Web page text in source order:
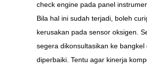
check engine pada panel
Bila hal ini sudah terjadi, boleh
kerusakan pada sensor oksigen.
segera dikonsultasikan ke bangkel
diperbaiki. Tentu agar kinerja